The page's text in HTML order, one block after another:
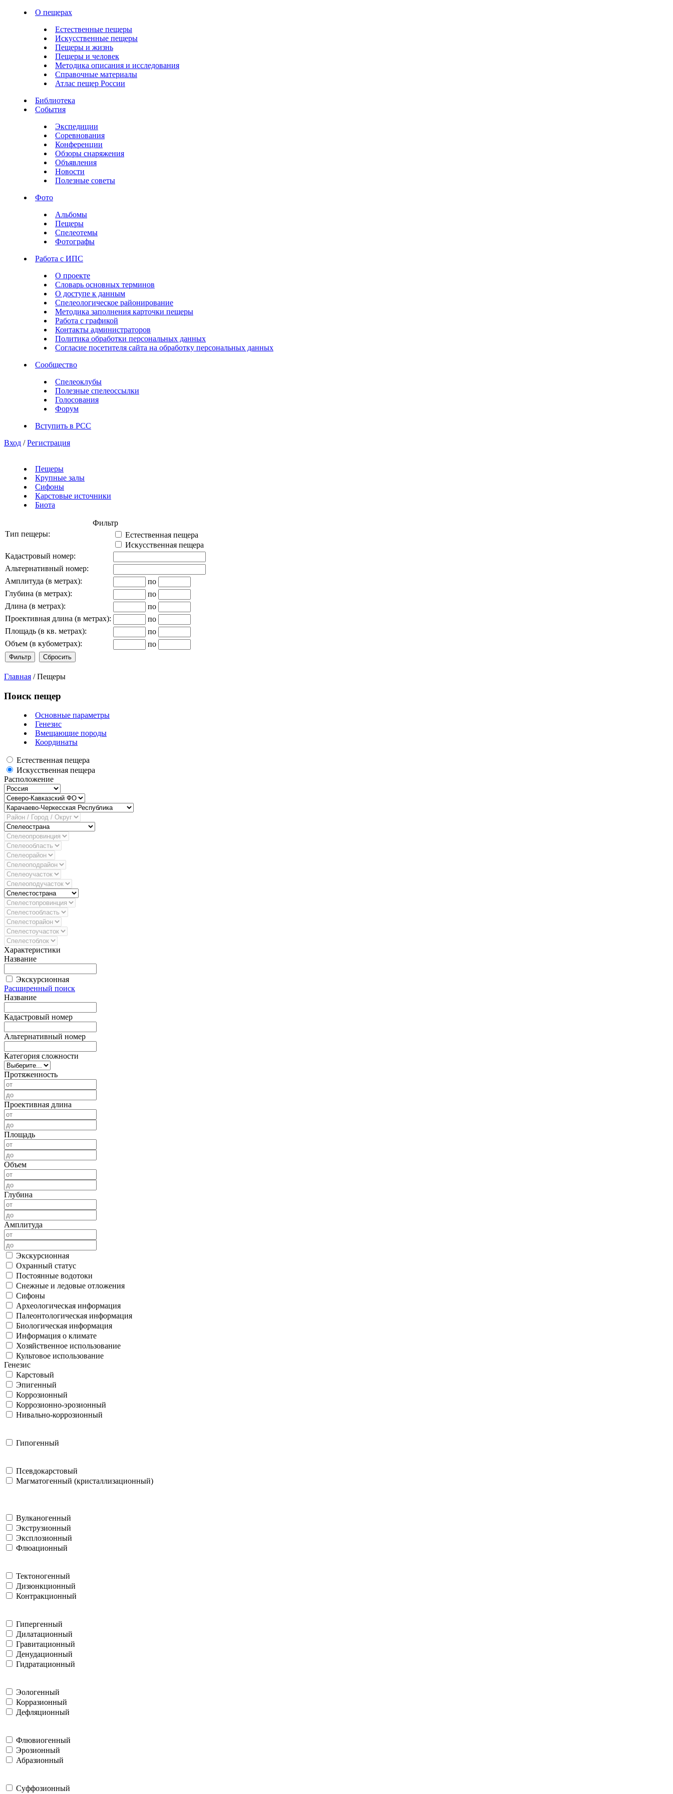
О пещерах
Естественные пещеры
Искусственные пещеры
Пещеры и жизнь
Пещеры и человек
Методика описания и исследования
Справочные материалы
Атлас пещер России
Библиотека
События
Экспедиции
Соревнования
Конференции
Обзоры снаряжения
Объявления
Новости
Полезные советы
Фото
Альбомы
Пещеры
Спелеотемы
Фотографы
Работа с ИПС
О проекте
Словарь основных терминов
О доступе к данным
Спелеологическое районирование
Методика заполнения карточки пещеры
Работа с графикой
Контакты администраторов
Политика обработки персональных данных
Согласие посетителя сайта на обработку персональных данных
Сообщество
Спелеоклубы
Полезные спелеоссылки
Голосования
Форум
Вступить в РСС
Вход / Регистрация
Пещеры
Крупные залы
Сифоны
Карстовые источники
Биота
Фильтр
Тип пещеры:
Естественная пещера
Искусственная пещера
Кадастровый номер:
Альтернативный номер:
Амплитуда (в метрах):
по
Глубина (в метрах):
по
Длина (в метрах):
по
Проективная длина (в метрах):
по
Площадь (в кв. метрах):
по
Объем (в кубометрах):
по
Главная / Пещеры
Поиск пещер
Основные параметры
Генезис
Вмещающие породы
Координаты
Естественная пещера
Искусственная пещера
Расположение
Характеристики
Название
Экскурсионная
Расширенный поиск
Название
Кадастровый номер
Альтернативный номер
Категория сложности
Протяженность
Проективная длина
Площадь
Объем
Глубина
Амплитуда
Экскурсионная
Охранный статус
Постоянные водотоки
Снежные и ледовые отложения
Сифоны
Археологическая информация
Палеонтологическая информация
Биологическая информация
Информация о климате
Хозяйственное использование
Культовое использование
Генезис
Карстовый
Эпигенный
Коррозионный
Коррозионно-эрозионный
Нивально-коррозионный
Гипогенный
Псевдокарстовый
Магматогенный (кристаллизационный)
Вулканогенный
Экструзионный
Эксплозионный
Флюационный
Тектоногенный
Дизюнкционный
Контракционный
Гипергенный
Дилатационный
Гравитационный
Денудационный
Гидратационный
Эологенный
Корразионный
Дефляционный
Флювиогенный
Эрозионный
Абразионный
Суффозионный